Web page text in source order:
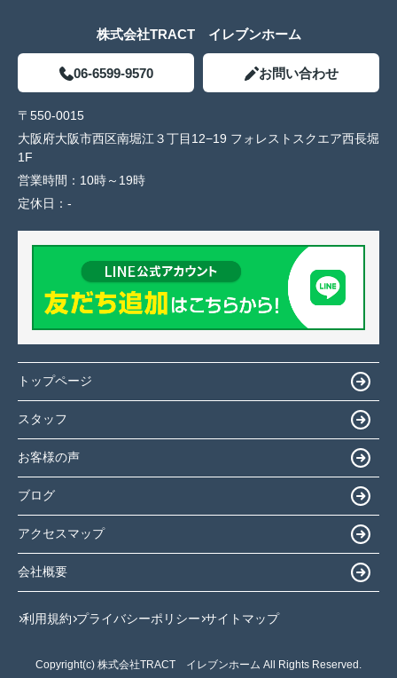
株式会社TRACT イレブンホーム
06-6599-9570 お問い合わせ
〒550-0015
大阪府大阪市西区南堀江３丁目12−19 フォレストスクエア西長堀
1F
営業時間： 10時～19時
定休日： -
トップページ
スタッフ
お客様の声
ブログ
アクセスマップ
会社概要
利用規約 プライバシーポリシー サイトマップ
Copyright(c) 株式会社TRACT イレブンホーム All Rights Reserved.